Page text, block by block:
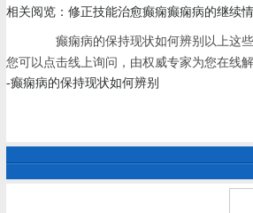
相关阅览：修正技能治愈癫痫癫痫病的继续
癫痫病的保持现状如何辨别以上这些
您可以点击线上询问，由权威专家为您在线
-癫痫病的保持现状如何辨别